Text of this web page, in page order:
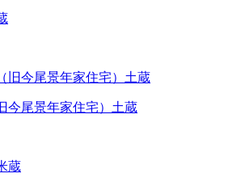
今尾景年家住宅）土蔵